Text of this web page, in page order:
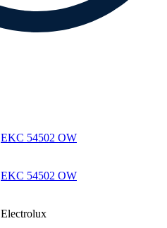
EKC 54502 OW
EKC 54502 OW
Electrolux